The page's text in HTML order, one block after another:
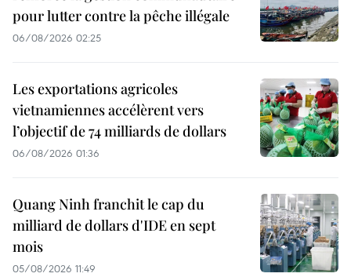
pour lutter contre la pêche illégale
06/08/2026 02:25
Les exportations agricoles
vietnamiennes accélèrent vers
l’objectif de 74 milliards de dollars
06/08/2026 01:36
Quang Ninh franchit le cap du
milliard de dollars d'IDE en sept
mois
05/08/2026 11:49